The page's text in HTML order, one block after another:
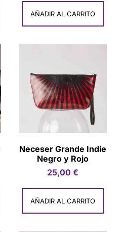
AÑADIR AL CARRITO
Neceser Grande Indie
Negro y Rojo
25,00 €
AÑADIR AL CARRITO